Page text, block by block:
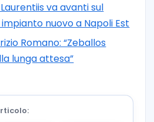
va avanti sul
nuovo a Napoli Est
Romano: “Zeballos
lunga attesa”